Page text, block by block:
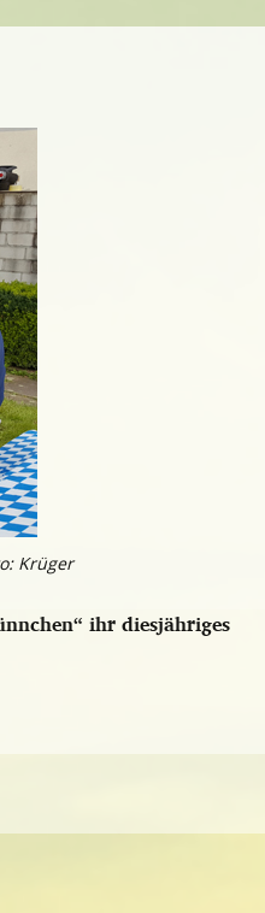
Krüger
ihr diesjähriges